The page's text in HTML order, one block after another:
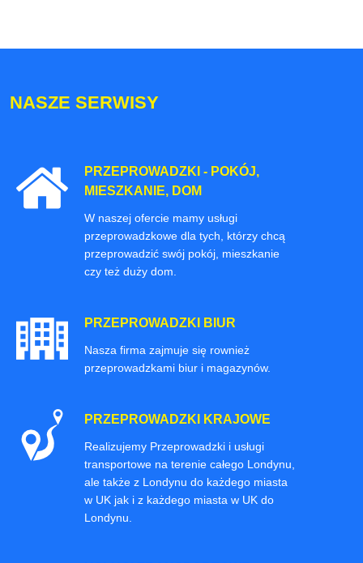
NASZE SERWISY
PRZEPROWADZKI - POKÓJ,
MIESZKANIE, DOM
W naszej ofercie mamy usługi
przeprowadzkowe dla tych, którzy chcą
przeprowadzić swój pokój, mieszkanie
czy też duży dom.
PRZEPROWADZKI BIUR
Nasza firma zajmuje się rownież
przeprowadzkami biur i magazynów.
PRZEPROWADZKI KRAJOWE
Realizujemy Przeprowadzki i usługi
transportowe na terenie całego Londynu,
ale także z Londynu do każdego miasta
w UK jak i z każdego miasta w UK do
Londynu.